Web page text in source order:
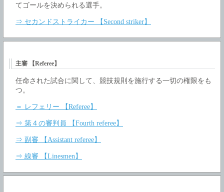
てゴールを決められる選手。
⇒ セカンドストライカー 【Second striker】
主審 【Referee】
任命された試合に関して、競技規則を施行する一切の権限をも
つ。
＝ レフェリー 【Referee】
⇒ 第４の審判員 【Fourth referee】
⇒ 副審 【Assistant referee】
⇒ 線審 【Linesmen】